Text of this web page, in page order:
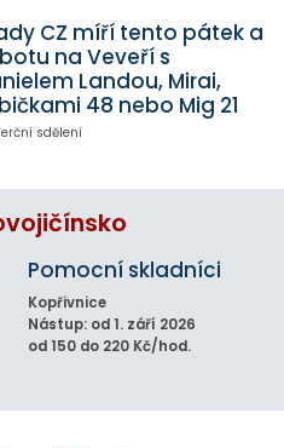
CZ míří tento pátek a
na Veveří s
Landou, Mirai,
48 nebo Mig 21
sdělení
Pomocní skladníci
Kopřivnice
Nástup: od 1. září 2026
od 150 do 220 Kč/hod.